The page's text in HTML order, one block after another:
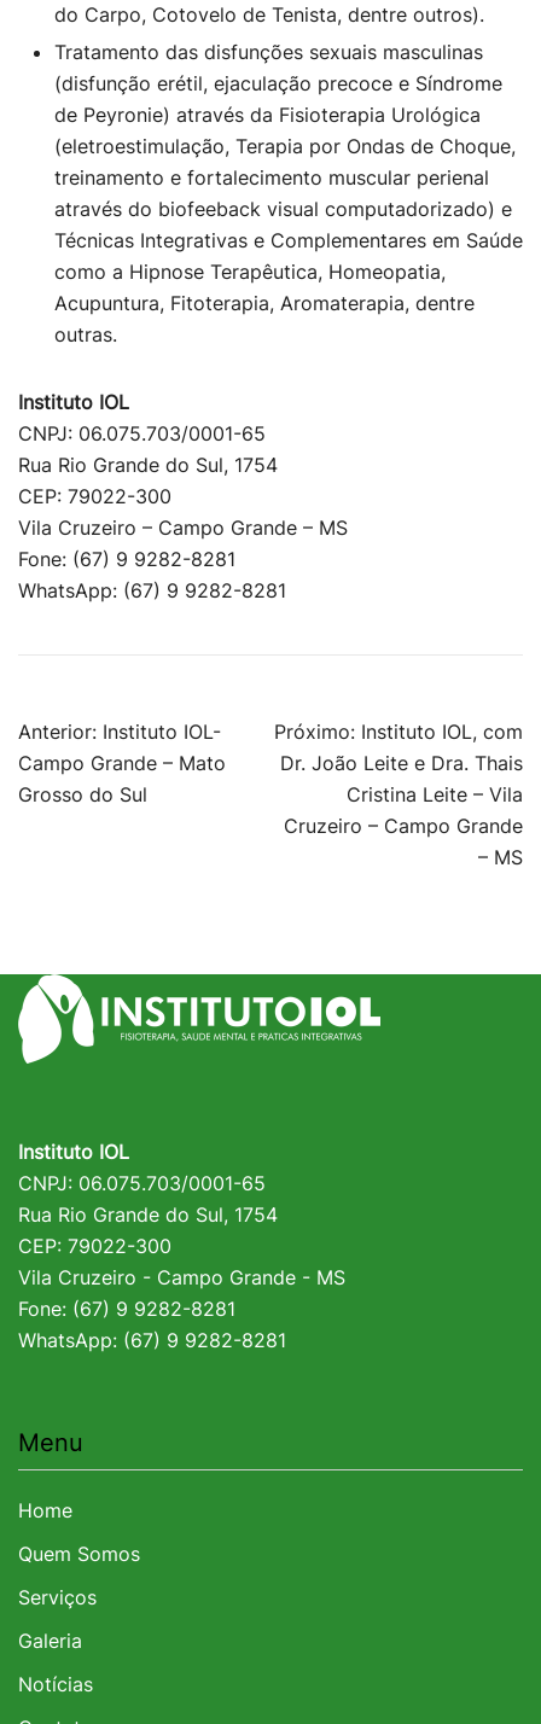
do Carpo, Cotovelo de Tenista, dentre outros).
Tratamento das disfunções sexuais masculinas
(disfunção erétil, ejaculação precoce e Síndrome
de Peyronie) através da Fisioterapia Urológica
(eletroestimulação, Terapia por Ondas de Choque,
treinamento e fortalecimento muscular perienal
através do biofeeback visual computadorizado) e
Técnicas Integrativas e Complementares em Saúde
como a Hipnose Terapêutica, Homeopatia,
Acupuntura, Fitoterapia, Aromaterapia, dentre
outras.
Instituto IOL
CNPJ: 06.075.703/0001-65
Rua Rio Grande do Sul, 1754
CEP: 79022-300
Vila Cruzeiro – Campo Grande – MS
Fone: (67) 9 9282-8281
WhatsApp: (67) 9 9282-8281
Navegação
de
Post
Anterior: Instituto IOL-
Campo Grande – Mato
Grosso do Sul
Próximo: Instituto IOL, com
Dr. João Leite e Dra. Thais
Cristina Leite – Vila
Cruzeiro – Campo Grande
– MS
Instituto IOL
CNPJ: 06.075.703/0001-65
Rua Rio Grande do Sul, 1754
CEP: 79022-300
Vila Cruzeiro - Campo Grande - MS
Fone: (67) 9 9282-8281
WhatsApp: (67) 9 9282-8281
Menu
Home
Quem Somos
Serviços
Galeria
Notícias